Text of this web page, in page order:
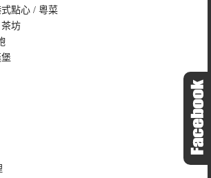
點心 / 粵菜
坊